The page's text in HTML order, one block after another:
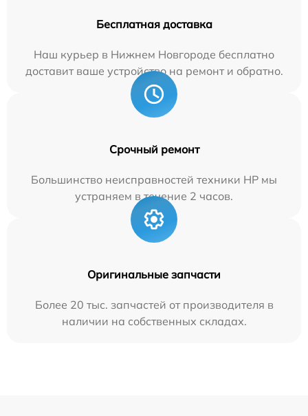
Бесплатная доставка
Наш курьер в Нижнем Новгороде бесплатно
доставит ваше устройство на ремонт и обратно.
Срочный ремонт
Большинство неисправностей техники HP мы
устраняем в течение 2 часов.
Оригинальные запчасти
Более 20 тыс. запчастей от производителя в
наличии на собственных складах.